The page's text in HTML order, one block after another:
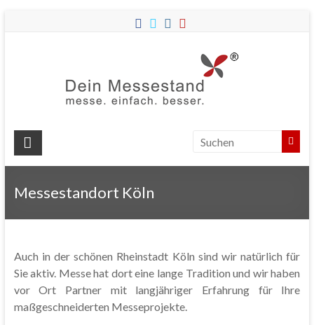
Messestände
für
Messestandort Köln
Auch in der schönen Rheinstadt Köln sind wir natürlich für
Sie aktiv. Messe hat dort eine lange Tradition und wir haben
vor Ort Partner mit langjähriger Erfahrung für Ihre
maßgeschneiderten Messeprojekte.